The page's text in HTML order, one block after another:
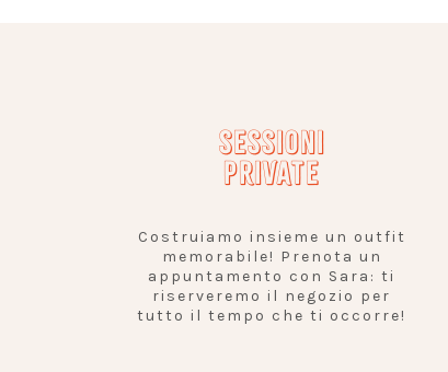
SESSIONI
PRIVATE
Costruiamo insieme un outfit
memorabile! Prenota un
appuntamento con Sara: ti
riserveremo il negozio per
tutto il tempo che ti occorre!